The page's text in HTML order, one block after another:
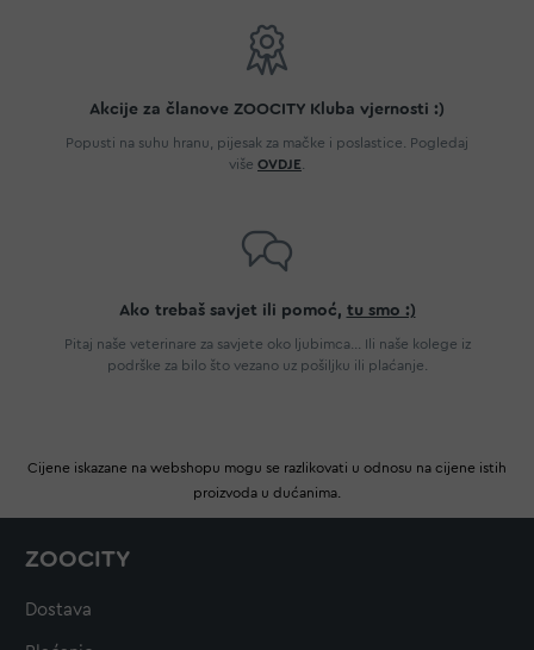
Akcije za članove ZOOCITY Kluba vjernosti :)
Popusti na suhu hranu, pijesak za mačke i poslastice. Pogledaj
više OVDJE
Ako trebaš savjet ili pomoć, tu smo :)
Pitaj naše veterinare za savjete oko ljubimca... Ili naše kolege iz
podrške za bilo što vezano uz pošiljku ili plaćanje.
Cijene iskazane na webshopu mogu se razlikovati u odnosu na cijene istih
proizvoda u dućanima.
ZOOCITY
Dostava